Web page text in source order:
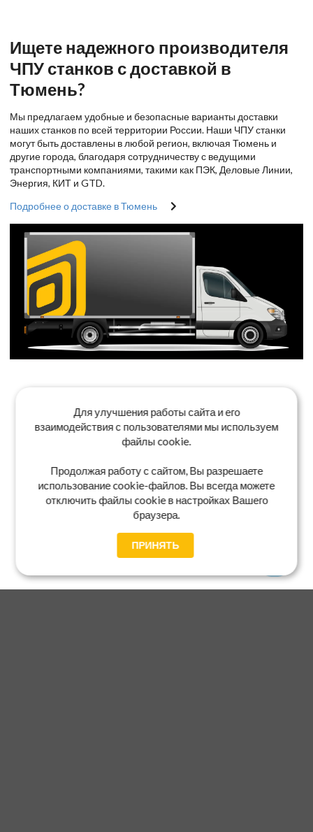
Ищете надежного производителя
ЧПУ станков с доставкой в
Тюмень?
Мы предлагаем удобные и безопасные варианты доставки
наших станков по всей территории России. Наши ЧПУ станки
могут быть доставлены в любой регион, включая Тюмень и
другие города, благодаря сотрудничеству с ведущими
транспортными компаниями, такими как ПЭК, Деловые Линии,
Энергия, КИТ и GTD.
Подробнее о доставке в Тюмень
Для улучшения работы сайта и его
взаимодействия с пользователями мы используем
файлы cookie.
Продолжая работу с сайтом, Вы разрешаете
использование cookie-файлов. Вы всегда можете
отключить файлы cookie в настройках Вашего
браузера.
ПРИНЯТЬ